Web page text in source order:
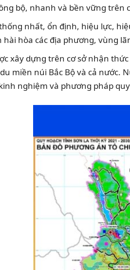
bộ, nhanh và bền vững trên
nhất, ổn định, hiệu lực,
hòa các địa phương, vùng
xây dựng trên cơ sở nhận
miền núi Bắc Bộ và cả nước.
nghiệm và phương pháp